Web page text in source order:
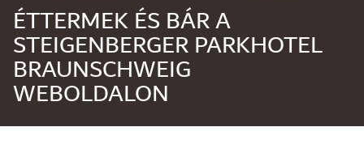
ÉTTERMEK ÉS BÁR A
STEIGENBERGER PARKHOTEL
BRAUNSCHWEIG
WEBOLDALON